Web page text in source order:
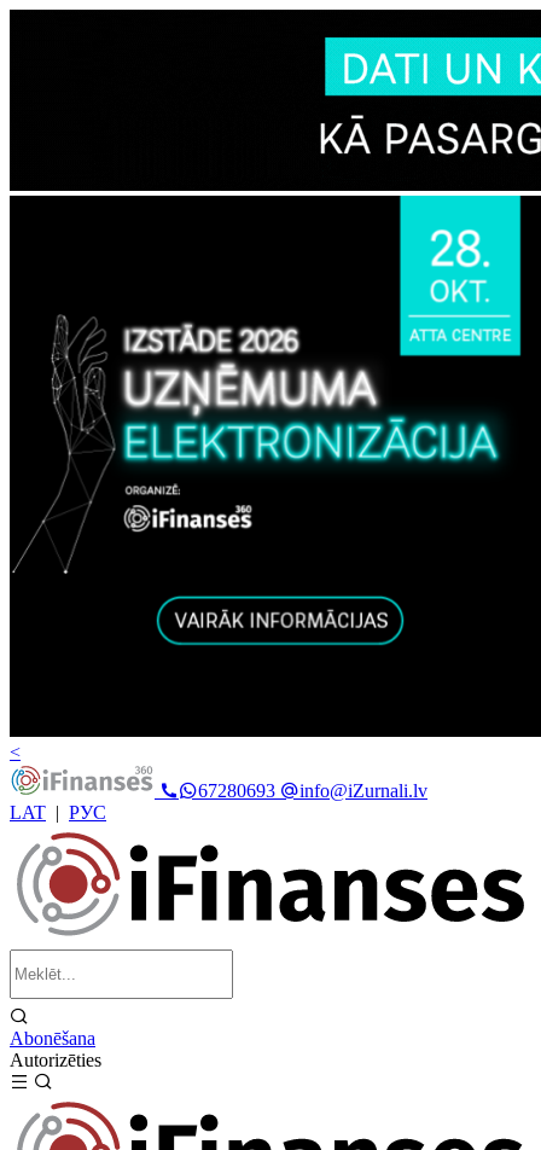
<
67280693
info@iZurnali.lv
LAT | РУС
Abonēšana
Autorizēties